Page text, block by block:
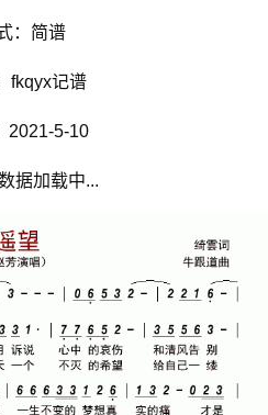
：简谱
fkqyx记谱
2021-5-10
据加载中...